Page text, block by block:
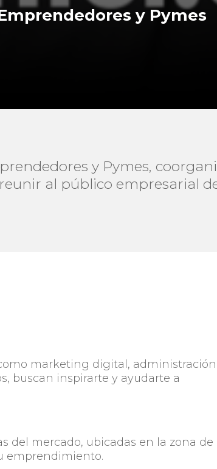
y Pymes
y Pymes,
al público empresarial
marketing digital,
buscan inspirarte y ayudarte a
del mercado, ubicadas en la zona de
emprendimiento.